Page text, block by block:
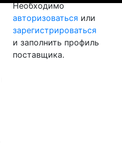
Необходимо
авторизоваться или
зарегистрироваться
и заполнить профиль
поставщика.